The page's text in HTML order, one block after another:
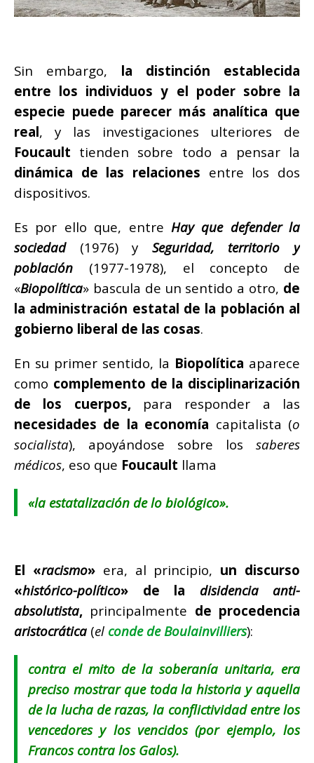
Sin embargo, la distinción establecida
entre los individuos y el poder sobre la
especie puede parecer más analítica que
real, y las investigaciones ulteriores de
Foucault tienden sobre todo a pensar la
dinámica de las relaciones entre los dos
dispositivos.
Es por ello que, entre Hay que defender la
sociedad(1976) y Seguridad, territorio y
población (1977-1978), el concepto de
«Biopolítica» bascula de un sentido a otro, de
la administración estatal de la población al
gobierno liberal de las cosas.
En su primer sentido, la Biopolítica aparece
como complemento de la disciplinarización
de los cuerpos, para responder a las
necesidades de la economía capitalista (o
socialista), apoyándose sobre los saberes
médicos, eso que Foucault llama
«la estatalización de lo biológico».
El «racismo» era, al principio, un discurso
«histórico-político» de la disidencia anti-
absolutista, principalmente de procedencia
aristocrática (el conde de Boulainvilliers):
contra el mito de la soberanía unitaria, era
preciso mostrar que toda la historia y aquella
de la lucha de razas, la conflictividad entre los
vencedores y los vencidos (por ejemplo, los
Francos contra los Galos).